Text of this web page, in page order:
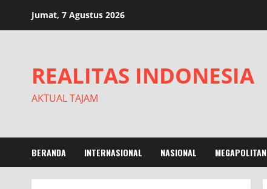
Jumat, 7 Agustus 2026
REALITAS INDONESIA
AKTUAL TAJAM
BERANDA INTERNASIONAL NASIONAL MEGAPOLITAN